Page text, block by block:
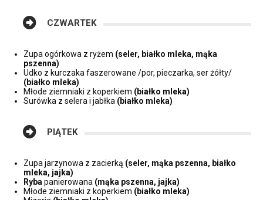
CZWARTEK
Zupa ogórkowa z ryżem (seler, białko mleka, mąka
pszenna)
Udko z kurczaka faszerowane /por, pieczarka, ser żółty/
(białko mleka)
Młode ziemniaki z koperkiem (białko mleka)
Surówka z selera i jabłka (białko mleka)
PIĄTEK
Zupa jarzynowa z zacierką (seler, mąka pszenna, białko
mleka, jajka)
Ryba panierowana (mąka pszenna, jajka)
Młode ziemniaki z koperkiem (białko mleka)